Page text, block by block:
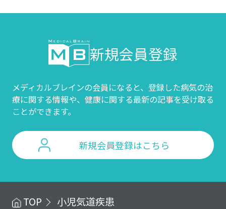
新規会員登録
メディカルブレインの会員になると、登録した病気の治
療に関する情報や、 健康に関する最新の記事を受け取る
ことができます。
新規会員登録はこちら
TOP 小児気道疾患